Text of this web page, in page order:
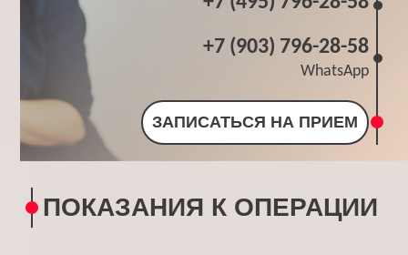
+7 (903) 796-28-58
WhatsApp
ЗАПИСАТЬСЯ НА ПРИЕМ
ПОКАЗАНИЯ К ОПЕРАЦИИ